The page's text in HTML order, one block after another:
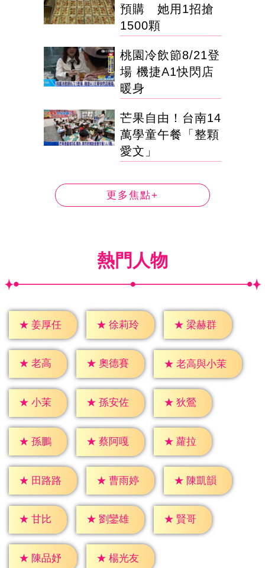
預購 她用1招搶
1500顆
桃園冷飲節8/21登
場 機捷A1快閃店
暖身
芒果自由！台南14
萬學童午餐「整顆
愛文」
更多焦點+
熱門人物
★ 姜厚任 ★ 徐莉玲 ★ 梁赫群
★ 老高 ★ 奧德賽 ★ 老高與小茉
★ 小茉 ★ 孫安佐 ★ 狄鶯
★ 孫鵬 ★ 蔡阿嘎 ★ 蘿拉
★ 田路路 ★ 曹雨婷 ★ 陳凱韻
★ 甘比 ★ 劉鑾雄 ★ 賢哥
★ 陳品妤 ★ 楊光友